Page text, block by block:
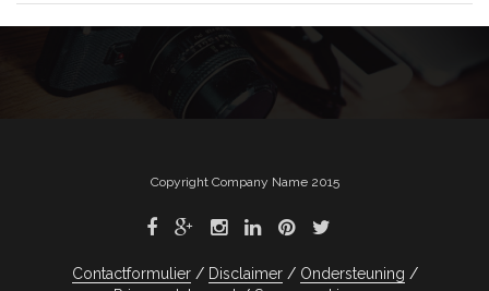
Copyright Company Name 2015
Contactformulier Disclaimer
Ondersteuning